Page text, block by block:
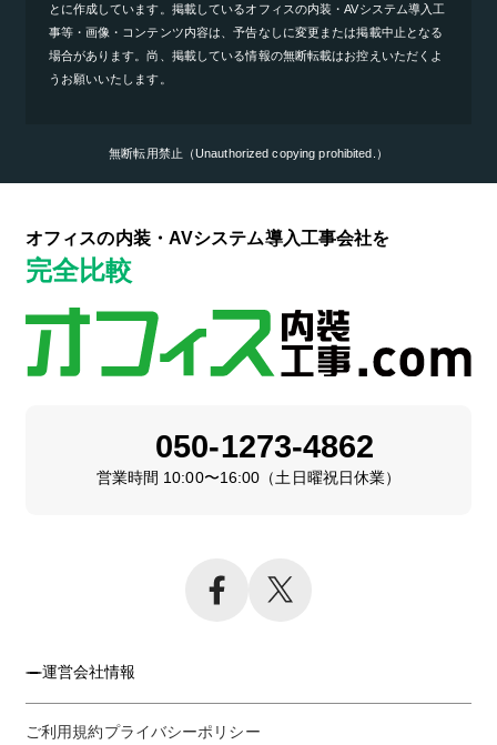
とに作成しています。掲載しているオフィスの内装・AVシステム導入工
事等・画像・コンテンツ内容は、予告なしに変更または掲載中止となる
場合があります。尚、掲載している情報の無断転載はお控えいただくよ
うお願いいたします。
無断転用禁止（Unauthorized copying prohibited.）
オフィスの内装・AVシステム導入工事会社を
完全比較
050-1273-4862
営業時間 10:00〜16:00（土日曜祝日休業）
運営会社情報
ご利用規約 プライバシーポリシー